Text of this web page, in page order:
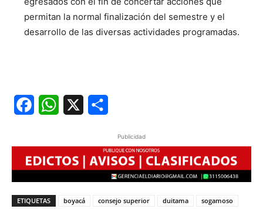
permitan la normal finalización del semestre y el
desarrollo de las diversas actividades programadas.
FacebookWhatsApp
Publicidad
ETIQUETAS boyacá consejo superior duitama
sogamoso